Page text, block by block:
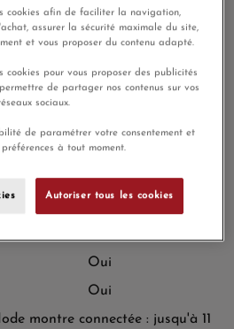
Polymère renforcé de fibres
Oui (20 mm, standard)
x 42,2 x10,9 mmConvient aux
d'une circonférence de 125-
g (36 g avec le bracelet inclus)
Oui
Oui
montre connectée : jusqu'à 11
cookies afin de faciliter la navigation,
assurer la sécurité maximale du site,
et vous proposer du contenu adapté.
cookies pour vous proposer des publicités
de partager nos contenus sur vos
sociaux.
de paramétrer votre consentement et
à tout moment.
Autoriser tous les cookies